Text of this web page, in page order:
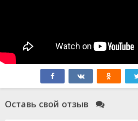
Оставь свой отзыв